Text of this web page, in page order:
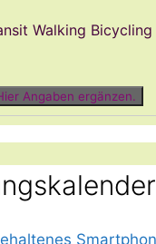
Walking Bicycling
Angaben ergänzen.